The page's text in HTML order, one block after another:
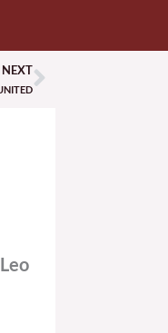
NEXTNext